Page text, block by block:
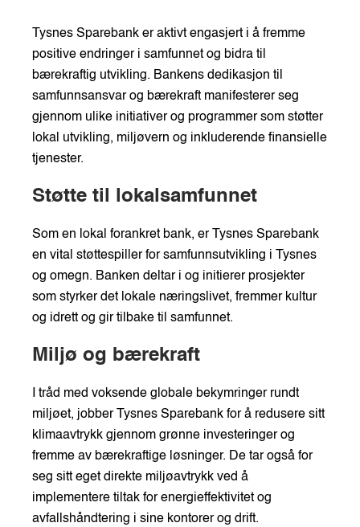
Tysnes Sparebank er aktivt engasjert i å fremme
positive endringer i samfunnet og bidra til
bærekraftig utvikling. Bankens dedikasjon til
samfunnsansvar og bærekraft manifesterer seg
gjennom ulike initiativer og programmer som støtter
lokal utvikling, miljøvern og inkluderende finansielle
tjenester.
Støtte til lokalsamfunnet
Som en lokal forankret bank, er Tysnes Sparebank
en vital støttespiller for samfunnsutvikling i Tysnes
og omegn. Banken deltar i og initierer prosjekter
som styrker det lokale næringslivet, fremmer kultur
og idrett og gir tilbake til samfunnet.
Miljø og bærekraft
I tråd med voksende globale bekymringer rundt
miljøet, jobber Tysnes Sparebank for å redusere sitt
klimaavtrykk gjennom grønne investeringer og
fremme av bærekraftige løsninger. De tar også for
seg sitt eget direkte miljøavtrykk ved å
implementere tiltak for energieffektivitet og
avfallshåndtering i sine kontorer og drift.